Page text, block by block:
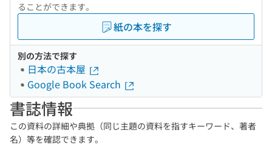
ることができます。
紙の本を探す
別の方法で探す
日本の古本屋
Google Book Search
書誌情報
この資料の詳細や典拠（同じ主題の資料を指すキーワード、著者
名）等を確認できます。